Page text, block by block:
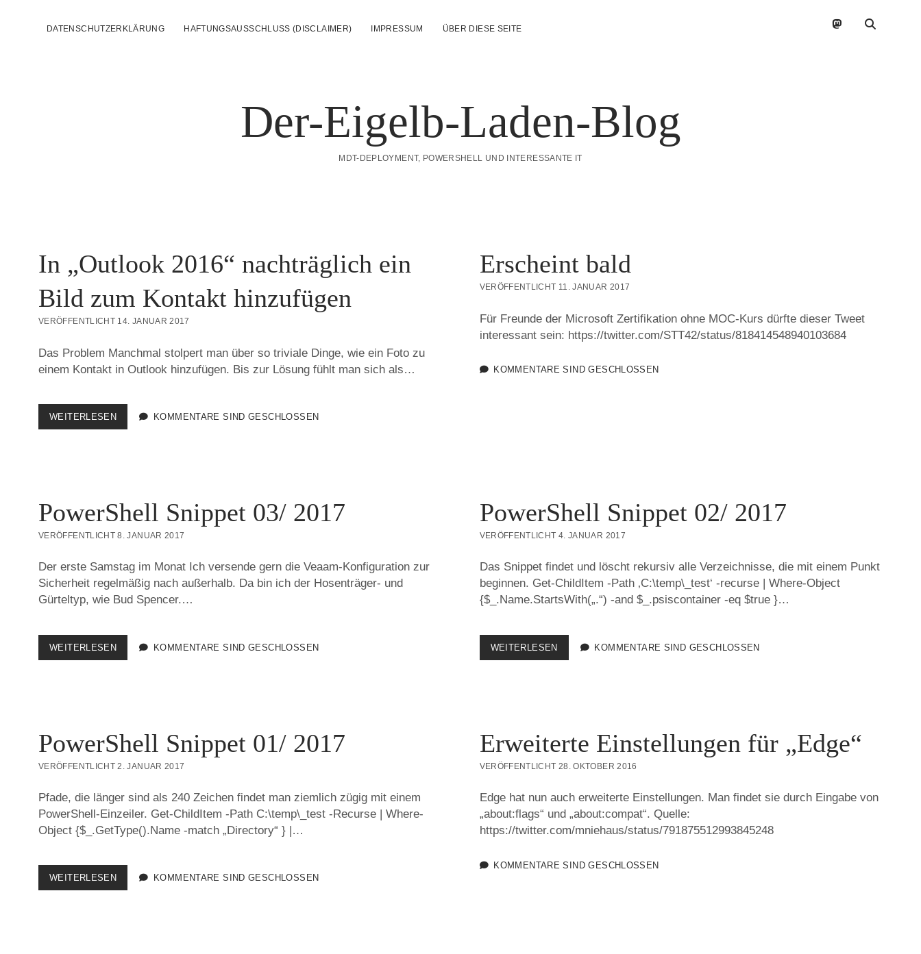
DATENSCHUTZERKLÄRUNG HAFTUNGSAUSSCHLUSS (DISCLAIMER) IMPRESSUM ÜBER DIESE SEITE mastodon
Der-Eigelb-Laden-Blog
MDT-DEPLOYMENT, POWERSHELL UND INTERESSANTE IT
Eigelb-
Laden-
Blog
Beiträge
In „Outlook 2016“ nachträglich ein
Bild zum Kontakt hinzufügen
VERÖFFENTLICHT 14. JANUAR 2017
Das Problem Manchmal stolpert man über so triviale Dinge, wie ein Foto zu
einem Kontakt in Outlook hinzufügen. Bis zur Lösung fühlt man sich als…
WEITERLESENIN
„OUTLOOK
KONTAKT
HINZUFÜGEN
KOMMENTARE SIND GESCHLOSSEN
Erscheint bald
VERÖFFENTLICHT 11. JANUAR 2017
Für Freunde der Microsoft Zertifikation ohne MOC-Kurs dürfte dieser Tweet
interessant sein: https://twitter.com/STT42/status/818414548940103684
KOMMENTARE SIND GESCHLOSSEN
PowerShell Snippet 03/ 2017
VERÖFFENTLICHT 8. JANUAR 2017
Der erste Samstag im Monat Ich versende gern die Veaam-Konfiguration zur
Sicherheit regelmäßig nach außerhalb. Da bin ich der Hosenträger- und
Gürteltyp, wie Bud Spencer.…
WEITERLESENPOWERSHELL
SNIPPET
KOMMENTARE SIND GESCHLOSSEN
PowerShell Snippet 02/ 2017
VERÖFFENTLICHT 4. JANUAR 2017
Das Snippet findet und löscht rekursiv alle Verzeichnisse, die mit einem Punkt
beginnen. Get-ChildItem -Path ‚C:\temp\_test‘ -recurse | Where-Object
{$_.Name.StartsWith(„.“) -and $_.psiscontainer -eq $true }…
WEITERLESENPOWERSHELL
SNIPPET
KOMMENTARE SIND GESCHLOSSEN
PowerShell Snippet 01/ 2017
VERÖFFENTLICHT 2. JANUAR 2017
Pfade, die länger sind als 240 Zeichen findet man ziemlich zügig mit einem
PowerShell-Einzeiler. Get-ChildItem -Path C:\temp\_test -Recurse | Where-
Object {$_.GetType().Name -match „Directory“ } |…
WEITERLESENPOWERSHELL
SNIPPET
KOMMENTARE SIND GESCHLOSSEN
Erweiterte Einstellungen für „Edge“
VERÖFFENTLICHT 28. OKTOBER 2016
Edge hat nun auch erweiterte Einstellungen. Man findet sie durch Eingabe von
„about:flags“ und „about:compat“. Quelle:
https://twitter.com/mniehaus/status/791875512993845248
KOMMENTARE SIND GESCHLOSSEN